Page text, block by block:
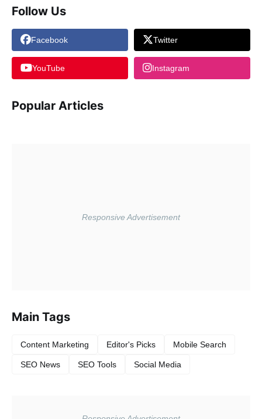
Follow Us
Facebook Twitter
YouTube Instagram
Popular Articles
Main Tags
Content Marketing Editor's Picks Mobile Search
SEO News SEO Tools Social Media